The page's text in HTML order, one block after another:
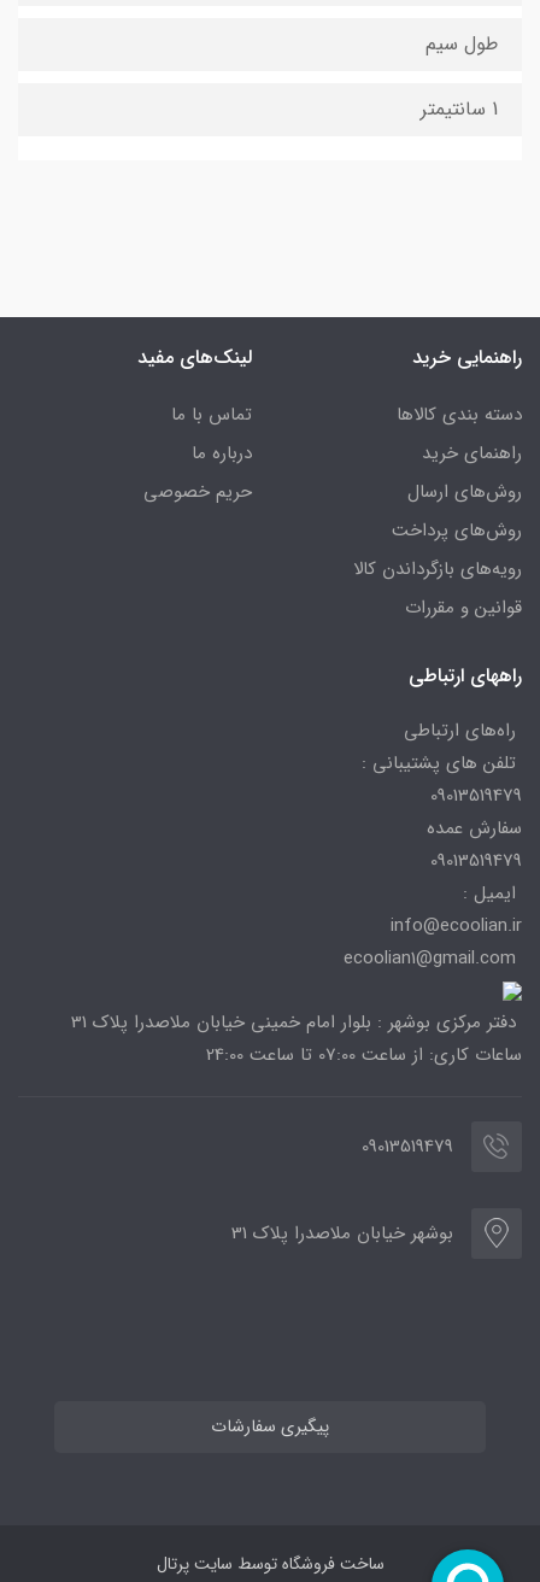
طول سیم
1 سانتیمتر
راهنمایی خرید
دسته بندی کالاها
راهنمای خرید
روش‌های ارسال
روش‌های پرداخت
رویه‌های بازگرداندن کالا
قوانین و مقررات
لینک‌های مفید
تماس با ما
درباره ما
حریم خصوصی
راههای ارتباطی
راه‌های ارتباطی
تلفن های پشتیبانی :
09013519479
سفارش عمده
09013519479
ایمیل :
info@ecoolian.ir
دفتر مرکزی بوشهر : بلوار امام خمینی خیابان ملاصدرا پلاک 31
ساعات کاری: از ساعت 07:00 تا ساعت 24:00
09013519479
بوشهر خیابان ملاصدرا پلاک 31
پیگیری سفارشات
ساخت فروشگاه توسط سایت پرتال